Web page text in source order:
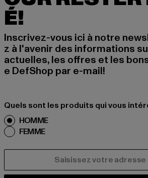
É!
Inscrivez-vous ici à notre
z à l'avenir des informations
actuelles, les offres et les
e DefShop par e-mail!
Quels sont les produits qui vous
HOMME
FEMME